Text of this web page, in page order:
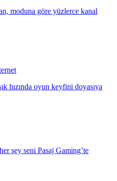
moduna göre yüzlerce kanal
hızında oyun keyfini doyasıya
şey seni Pasaj Gaming’te